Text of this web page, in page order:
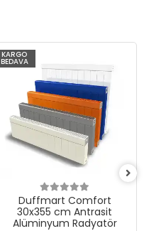
KARGO
BEDAVA
Duffmart Comfort
30x355 cm Antrasit
Alüminyum Radyatör